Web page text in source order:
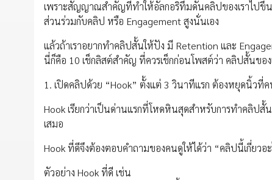
เพราะสัญญาณสำคัญที่ทำให้อัลกอริทึมดันคลิปของเราไป
ส่วนร่วมกับคลิป หรือ Engagement สูงนั่นเอง
แล้วถ้าเราอยากทำคลิปสั้นให้ปัง มี Retention และ
นี่ก็คือ 10 เช็กลิสต์สำคัญ ที่ควรเช็กก่อนโพสต์ว่า คลิปสั้นของ
1. เปิดคลิปด้วย “Hook” ตั้งแต่ 3 วินาทีแรก ต้องหยุดนิ้วที่
Hook เรียกว่าเป็นด่านแรกที่โหดหินสุดสำหรับการทำคลิป
เสมอ
Hook ที่ดีจึงต้องตอบคำถามของคนดูให้ได้ว่า “คลิปนี้เกี่ยว
ตัวอย่าง Hook ที่ดี เช่น